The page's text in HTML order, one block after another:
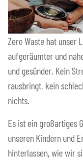
Zero Waste hat unser
aufgeräumter und
und gesünder. Kein
rausbringt, kein
nichts.
Es ist ein großartiges
unseren Kindern und
hinterlassen, wie wir